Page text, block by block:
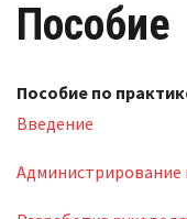
Пособие
Пособие по
Введение
Администрирование